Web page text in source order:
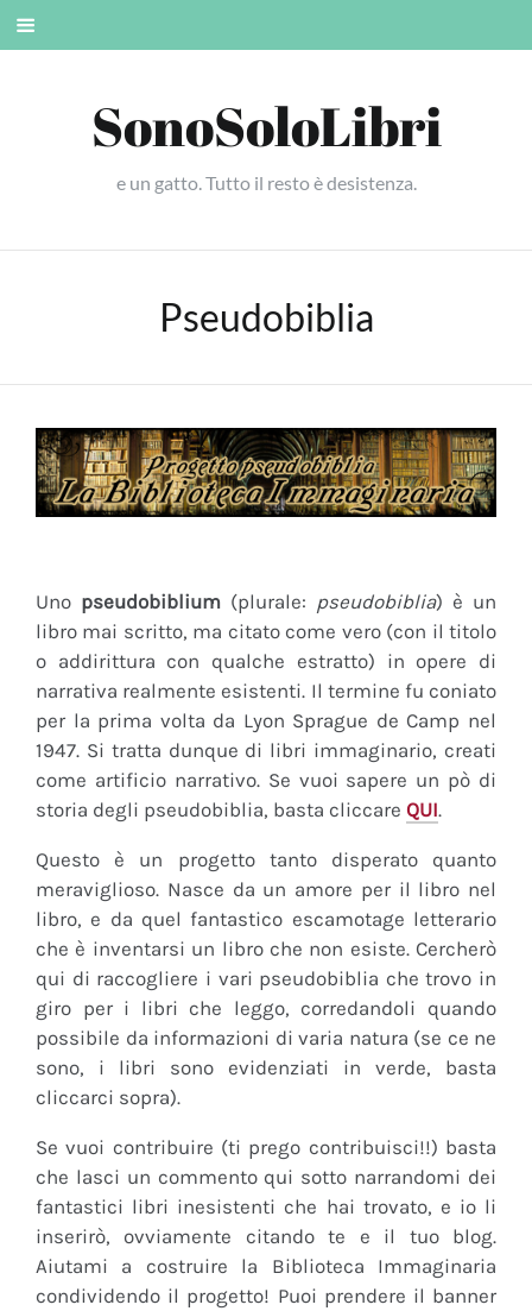
Skip
SonoSoloLibri
e un gatto. Tutto il resto è desistenza.
Pseudobiblia
Uno pseudobiblium (plurale: pseudobiblia) è un
libro mai scritto, ma citato come vero (con il titolo
o addirittura con qualche estratto) in opere di
narrativa realmente esistenti. Il termine fu coniato
per la prima volta da Lyon Sprague de Camp nel
1947. Si tratta dunque di libri immaginario, creati
come artificio narrativo. Se vuoi sapere un pò di
storia degli pseudobiblia, basta cliccare QUI.
Questo è un progetto tanto disperato quanto
meraviglioso. Nasce da un amore per il libro nel
libro, e da quel fantastico escamotage letterario
che è inventarsi un libro che non esiste. Cercherò
qui di raccogliere i vari pseudobiblia che trovo in
giro per i libri che leggo, corredandoli quando
possibile da informazioni di varia natura (se ce ne
sono, i libri sono evidenziati in verde, basta
cliccarci sopra).
Se vuoi contribuire (ti prego contribuisci!!) basta
che lasci un commento qui sotto narrandomi dei
fantastici libri inesistenti che hai trovato, e io li
inserirò, ovviamente citando te e il tuo blog.
Aiutami a costruire la Biblioteca Immaginaria
condividendo il progetto! Puoi prendere il banner